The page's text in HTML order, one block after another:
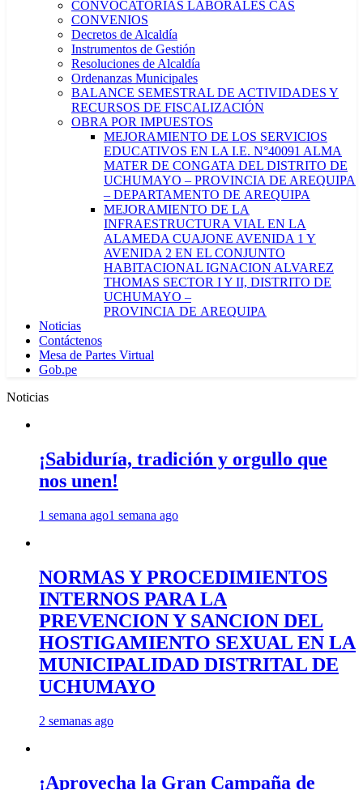
CONVOCATORIAS LABORALES CAS
CONVENIOS
Decretos de Alcaldía
Instrumentos de Gestión
Resoluciones de Alcaldía
Ordenanzas Municipales
BALANCE SEMESTRAL DE ACTIVIDADES Y
RECURSOS DE FISCALIZACIÓN
OBRA POR IMPUESTOS
MEJORAMIENTO DE LOS SERVICIOS
EDUCATIVOS EN LA I.E. N°40091 ALMA
MATER DE CONGATA DEL DISTRITO DE
UCHUMAYO – PROVINCIA DE AREQUIPA
– DEPARTAMENTO DE AREQUIPA
MEJORAMIENTO DE LA
INFRAESTRUCTURA VIAL EN LA
ALAMEDA CUAJONE AVENIDA 1 Y
AVENIDA 2 EN EL CONJUNTO
HABITACIONAL IGNACION ALVAREZ
THOMAS SECTOR I Y II, DISTRITO DE
UCHUMAYO –
PROVINCIA DE AREQUIPA
Noticias
Contáctenos
Mesa de Partes Virtual
Gob.pe
Noticias
¡Sabiduría, tradición y orgullo que
nos unen!
1 semana ago1 semana ago
NORMAS Y PROCEDIMIENTOS
INTERNOS PARA LA
PREVENCION Y SANCION DEL
HOSTIGAMIENTO SEXUAL EN LA
MUNICIPALIDAD DISTRITAL DE
UCHUMAYO
2 semanas ago
¡Aprovecha la Gran Campaña de